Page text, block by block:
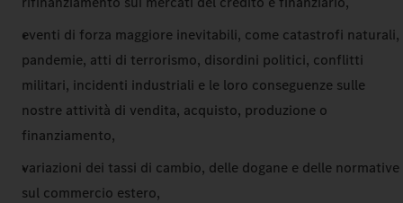
eventi di forza maggiore inevitabili, come catastrofi naturali,
pandemie, atti di terrorismo, disordini politici, conflitti
militari, incidenti industriali e le loro conseguenze sulle
nostre attività di vendita, acquisto, produzione o
finanziamento,
variazioni dei tassi di cambio, delle dogane e delle normative
sul commercio estero,